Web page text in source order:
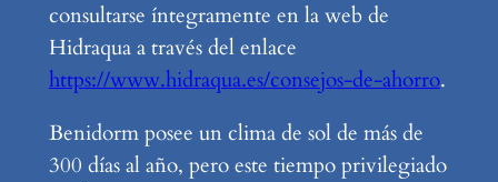
consultarse íntegramente en la web de
Hidraqua a través del enlace
https://www.hidraqua.es/consejos-de-ahorro.
Benidorm posee un clima de sol de más de
300 días al año, pero este tiempo privilegiado